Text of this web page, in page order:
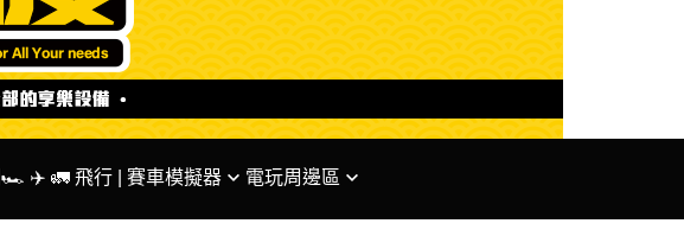
🏎 ✈️ 🚛 飛行 | 賽車模擬器 電玩周邊區